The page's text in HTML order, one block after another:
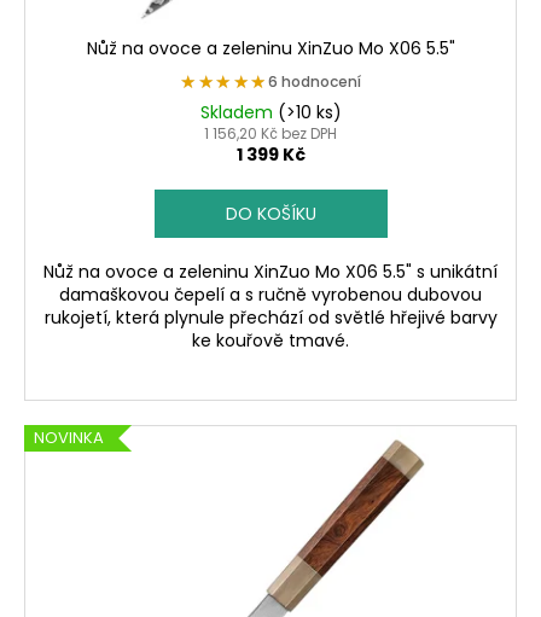
Nůž na ovoce a zeleninu XinZuo Mo X06 5.5"
★★★★★
★★★★★6 hodnocení
Skladem (>10 ks)
1 156,20 Kč bez DPH
1 399 Kč
DO KOŠÍKU
Nůž na ovoce a zeleninu XinZuo Mo X06 5.5" s unikátní
damaškovou čepelí a s ručně vyrobenou dubovou
rukojetí, která plynule přechází od světlé hřejivé barvy
ke kouřově tmavé.
NOVINKA